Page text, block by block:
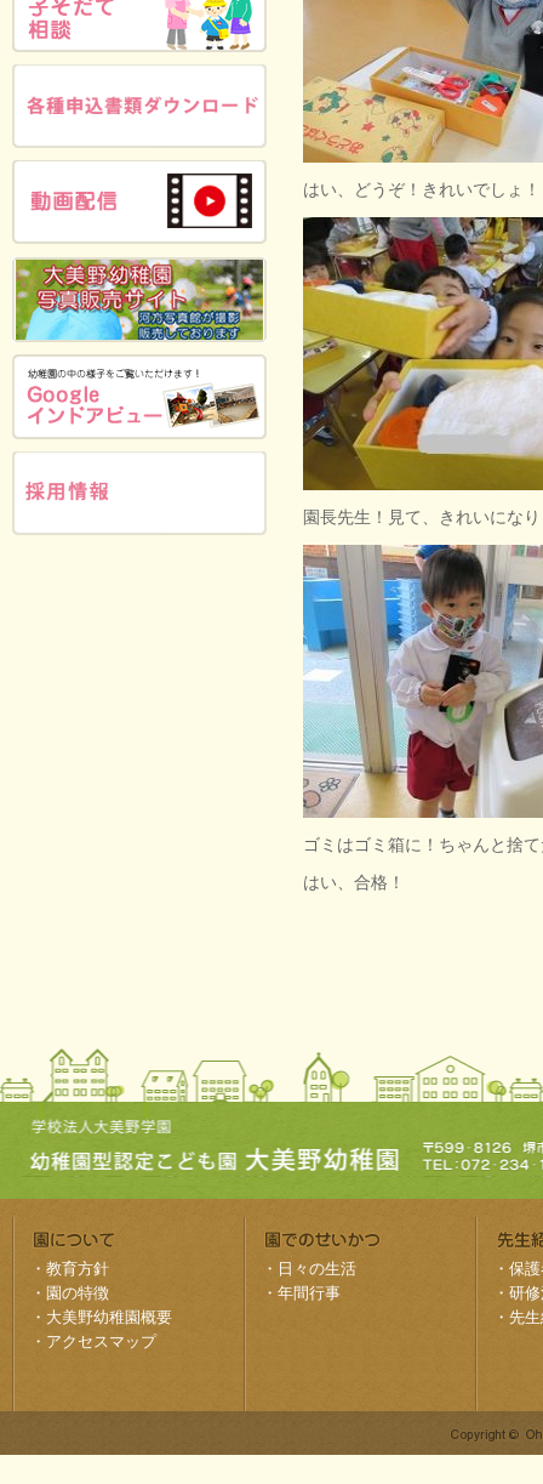
はい、どうぞ！きれいでしょ！
園長先生！見て、きれいにな
ゴミはゴミ箱に！ちゃんと捨
はい、合格！
・ 教育方針
・ 園の特徴
・ 大美野幼稚園概要
・ アクセスマップ
・ 日々の生活
・ 年間行事
・ 保
・ 研
・ 先